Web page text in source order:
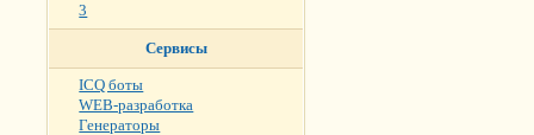
3
Сервисы
ICQ боты
WEB-разработка
Генераторы